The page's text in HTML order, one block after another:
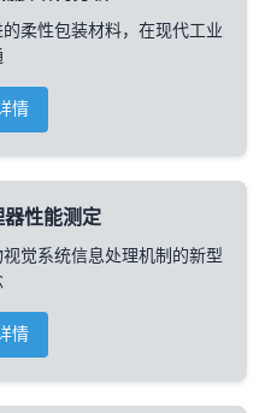
柔性包装材料，在现代工业
情
性能测定
觉系统信息处理机制的新型
情